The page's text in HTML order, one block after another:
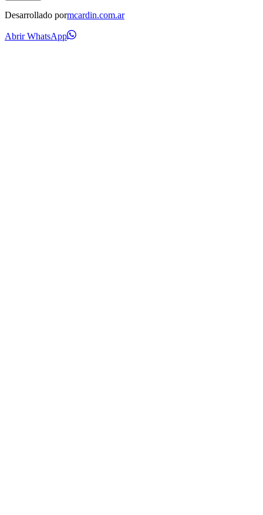
Desarrollado pormcardin.com.ar
Abrir WhatsApp